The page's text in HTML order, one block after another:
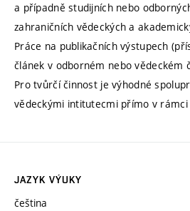
a případně studijních nebo
zahraničních vědeckých a
Práce na publikačních výstupech
článek v odborném nebo vědeckém
Pro tvůrčí činnost je výhodné
vědeckými intitutecmi přímo v
JAZYK VÝUKY
čeština